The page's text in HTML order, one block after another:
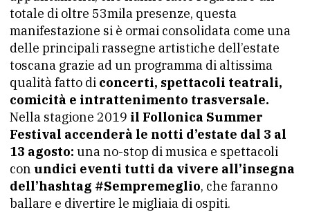
totale di oltre 53mila presenze, questa
manifestazione si è ormai consolidata come una
delle principali rassegne artistiche dell’estate
toscana grazie ad un programma di altissima
qualità fatto di concerti, spettacoli teatrali,
comicità e intrattenimento trasversale.
Nella stagione 2019 il Follonica Summer
Festival accenderà le notti d’estate dal 3 al
13 agosto: una no-stop di musica e spettacoli
con undici eventi tutti da vivere all’insegna
dell’hashtag #Sempremeglio, che faranno
ballare e divertire le migliaia di ospiti.